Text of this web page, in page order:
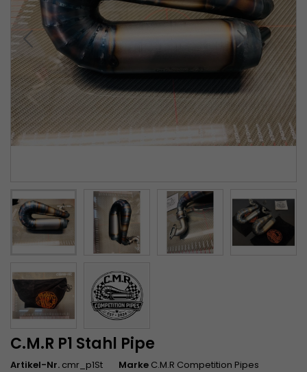
C.M.R P1 Stahl Pipe
Artikel-Nr. cmr_p1St Marke C.M.R Competition Pipes